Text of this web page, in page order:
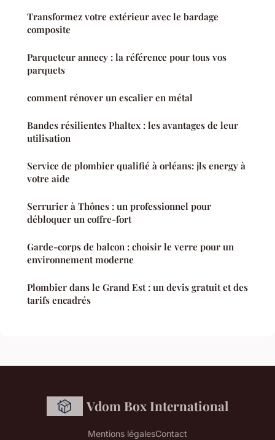
Transformez votre extérieur avec le bardage
composite
Parqueteur annecy : la référence pour tous vos
parquets
comment rénover un escalier en métal
Bandes résilientes Phaltex : les avantages de leur
utilisation
Service de plombier qualifié à orléans: jls energy à
votre aide
Serrurier à Thônes : un professionnel pour
débloquer un coffre-fort
Garde-corps de balcon : choisir le verre pour un
environnement moderne
Plombier dans le Grand Est : un devis gratuit et des
tarifs encadrés
Vdom Box International
Mentions légalesContact